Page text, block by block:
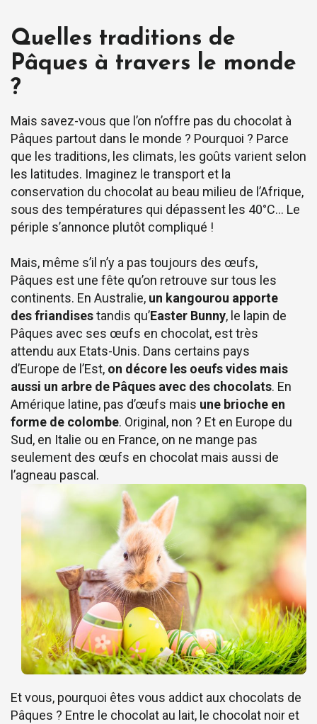
Quelles traditions de
Pâques à travers le monde
?
Mais savez-vous que l’on n’offre pas du chocolat à
Pâques partout dans le monde ? Pourquoi ? Parce
que les traditions, les climats, les goûts varient selon
les latitudes. Imaginez le transport et la
conservation du chocolat au beau milieu de l’Afrique,
sous des températures qui dépassent les 40°C… Le
périple s’annonce plutôt compliqué !
Mais, même s’il n’y a pas toujours des œufs,
Pâques est une fête qu’on retrouve sur tous les
continents. En Australie, un kangourou apporte
des friandisestandis qu’Easter Bunny, le lapin de
Pâques avec ses œufs en chocolat, est très
attendu aux Etats-Unis. Dans certains pays
d’Europe de l’Est, on décore les oeufs vides mais
aussi un arbre de Pâques avec des chocolats. En
Amérique latine, pas d’œufs mais une brioche en
forme de colombe. Original, non ? Et en Europe du
Sud, en Italie ou en France, on ne mange pas
seulement des œufs en chocolat mais aussi de
l’agneau pascal.
Et vous, pourquoi êtes vous addict aux chocolats de
Pâques ? Entre le chocolat au lait, le chocolat noir et